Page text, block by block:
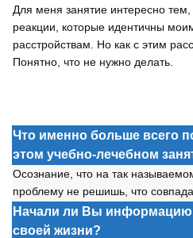
Для меня занятие интересно
реакции, которые идентичны
расстройствам. Но как с этим
Понятно, что не нужно делать.
Что именно больше всего
этом учебно-лечебном
Осознание, что на так
проблему не решишь, что
Начали ли Вы информацию
своей жизни?